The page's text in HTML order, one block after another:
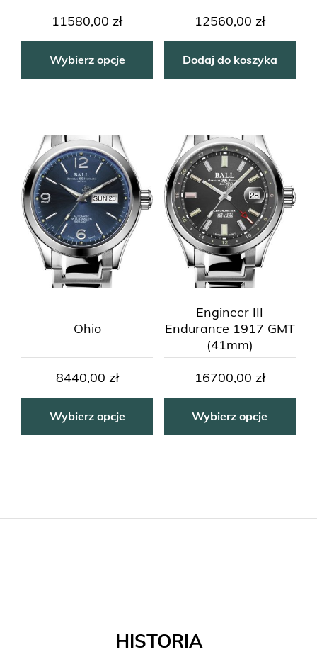
11580,00zł
Wybierz opcje
12560,00 zł
Dodaj do koszyka
Ohio
8440,00 zł
Wybierz opcje
Engineer III
Endurance 1917 GMT
(41mm)
16700,00 zł
Wybierz opcje
HISTORIA